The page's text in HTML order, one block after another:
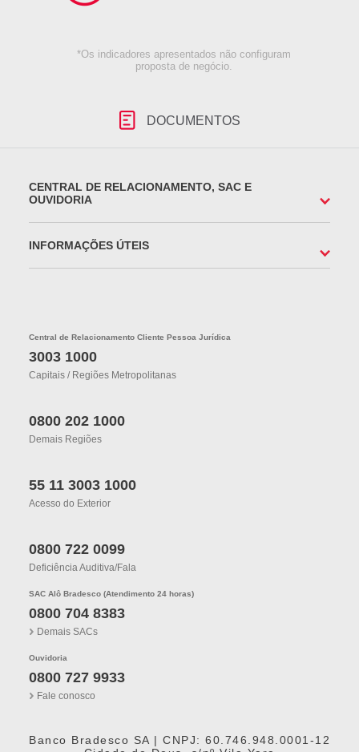
*Os indicadores apresentados não configuram
proposta de negócio.
DOCUMENTOS
CENTRAL DE RELACIONAMENTO, SAC E
OUVIDORIA
INFORMAÇÕES ÚTEIS
Central de Relacionamento Cliente Pessoa Jurídica
3003 1000
Capitais / Regiões Metropolitanas
0800 202 1000
Demais Regiões
55 11 3003 1000
Acesso do Exterior
0800 722 0099
Deficiência Auditiva/fala
SAC Alô Bradesco (Atendimento 24 horas)
0800 704 8383
Demais SACs
Ouvidoria
0800 727 9933
Fale conosco
Banco Bradesco SA | CNPJ: 60.746.948.0001-12